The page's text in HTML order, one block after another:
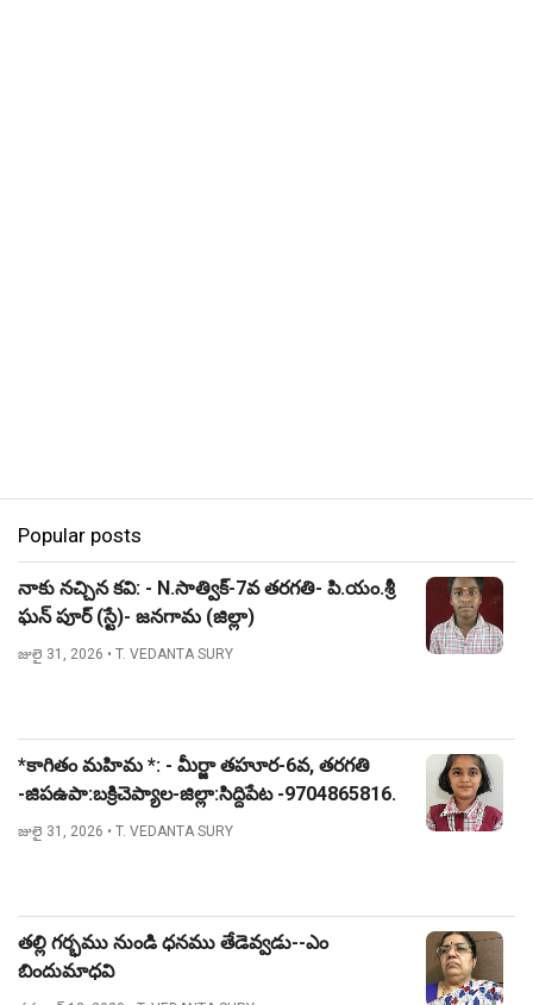
Popular posts
నాకు నచ్చిన కవి: - N.సాత్విక్-7వ తరగతి- పి.యం.శ్రీ
ఘన్ పూర్ (స్టే)- జనగామ (జిల్లా)
జులై 31, 2026 • T. VEDANTA SURY
*కాగితం మహిమ *: - మీర్జా తహూర-6వ, తరగతి
-జిపఉపా:బక్రిచెప్యాల-జిల్లా:సిద్దిపేట -9704865816.
జులై 31, 2026 • T. VEDANTA SURY
తల్లి గర్భము నుండి ధనము తేడెవ్వడు--ఎం
బిందుమాధవి